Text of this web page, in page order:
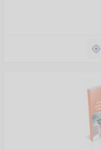
